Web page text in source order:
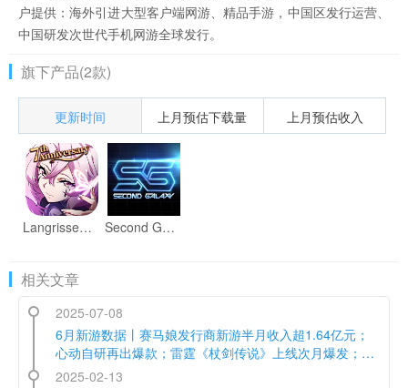
户提供：海外引进大型客户端网游、精品手游，中国区发行运营、
中国研发次世代手机网游全球发行。
旗下产品(2款)
更新时间 上月预估下载量 上月预估收入
Langrisser SEA Second Galaxy
相关文章
2025-07-08
6月新游数据丨赛马娘发行商新游半月收入超1.64亿元；
心动自研再出爆款；雷霆《杖剑传说》上线次月爆发；海
彼新品数据未进前三？
2025-02-13